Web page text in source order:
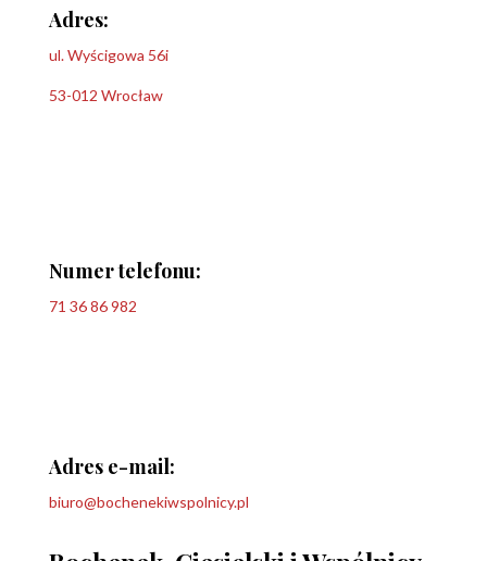
Adres:
ul. Wyścigowa 56i
53-012 Wrocław
Numer telefonu:
71 36 86 982
Adres e-mail:
biuro@bochenekiwspolnicy.pl